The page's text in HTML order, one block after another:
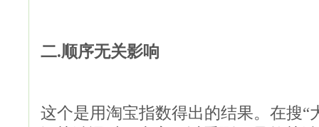
二.顺序无关影响
这个是用淘宝指数得出的结果。在搜“